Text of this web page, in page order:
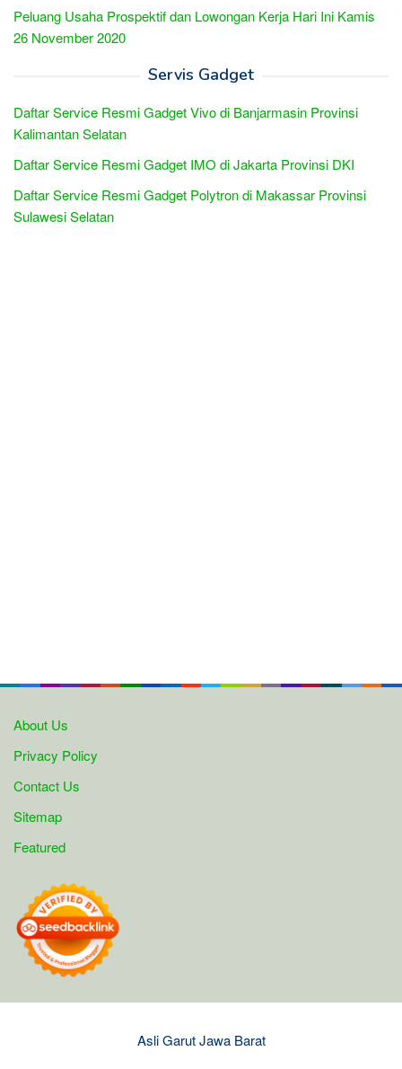
Peluang Usaha Prospektif dan Lowongan Kerja Hari Ini Kamis
26 November 2020
Servis Gadget
Daftar Service Resmi Gadget Vivo di Banjarmasin Provinsi
Kalimantan Selatan
Daftar Service Resmi Gadget IMO di Jakarta Provinsi DKI
Daftar Service Resmi Gadget Polytron di Makassar Provinsi
Sulawesi Selatan
About Us
Privacy Policy
Contact Us
Sitemap
Featured
Asli Garut Jawa Barat